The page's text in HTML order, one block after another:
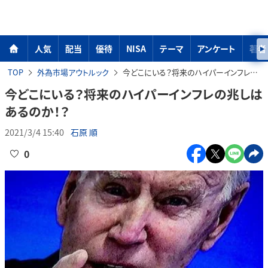
人気 配当 優待 NISA テーマ アンケート 著者
TOP 外為市場アウトルック 今どこにいる？将来のハイパーインフレの兆しはあるのか！？
今どこにいる？将来のハイパーインフレの兆しは
あるのか！？
2021/3/4 15:40 石原 順
0